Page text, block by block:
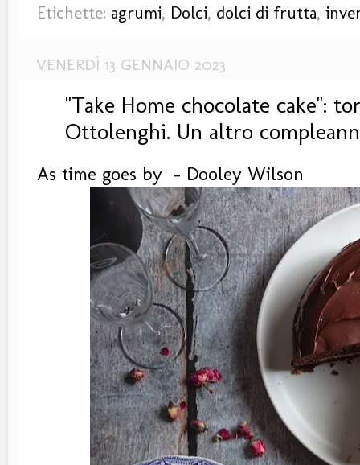
Etichette: agrumi, Dolci, dolci di frutta,
VENERDÌ 13 GENNAIO 2023
"Take Home chocolate cake":
Ottolenghi. Un altro
As time goes by - Dooley Wilson